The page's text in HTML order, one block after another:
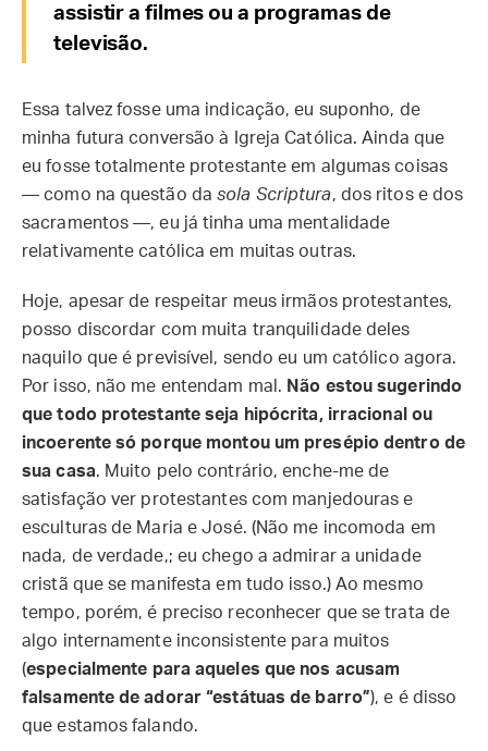
assistir a filmes ou a programas de
televisão.
Essa talvez fosse uma indicação, eu suponho, de
minha futura conversão à Igreja Católica. Ainda que
eu fosse totalmente protestante em algumas coisas
— como na questão dasola Scriptura, dos ritos e dos
sacramentos —, eu já tinha uma mentalidade
relativamente católica em muitas outras.
Hoje, apesar de respeitar meus irmãos protestantes,
posso discordar com muita tranquilidade deles
naquilo que é previsível, sendo eu um católico agora.
Por isso, não me entendam mal. Não estou sugerindo
que todo protestante seja hipócrita, irracional ou
incoerente só porque montou um presépio dentro de
sua casa. Muito pelo contrário, enche-me de
satisfação ver protestantes com manjedouras e
esculturas de Maria e José. (Não me incomoda em
nada, de verdade,; eu chego a admirar a unidade
cristã que se manifesta em tudo isso.) Ao mesmo
tempo, porém, é preciso reconhecer que se trata de
algo internamente inconsistente para muitos
(especialmente para aqueles que nos acusam
falsamente de adorar “estátuas de barro”), e é disso
que estamos falando.